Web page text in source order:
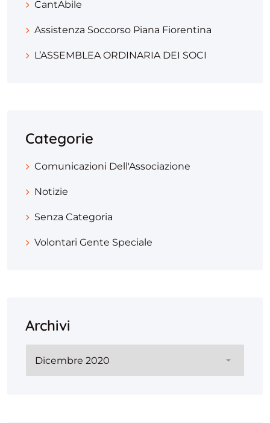
CantAbile
Assistenza Soccorso Piana Fiorentina
L’ASSEMBLEA ORDINARIA DEI SOCI
Categorie
Comunicazioni Dell'Associazione
Notizie
Senza Categoria
Volontari Gente Speciale
Archivi